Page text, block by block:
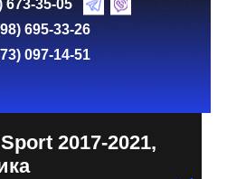
673-35-05
695-33-26
097-14-51
2017-2021,